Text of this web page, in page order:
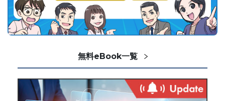
無料eBook一覧